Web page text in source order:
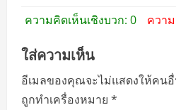
ความคิดเห็นเชิงบวก: 0 ควา
ใส่ความเห็น
อีเมลของคุณจะไม่แสดงให้คน
ถูกทำเครื่องหมาย *